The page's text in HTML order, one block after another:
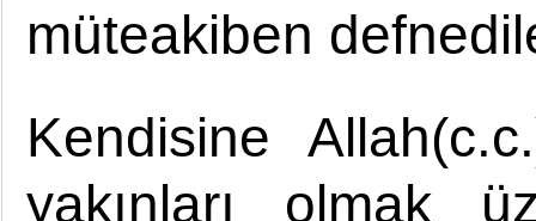
müteakiben
Kendisine
yakınları olmak